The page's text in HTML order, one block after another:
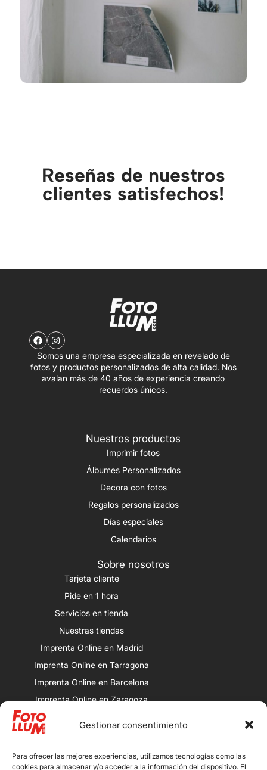
Gestionar consentimiento
Para ofrecer las mejores experiencias, utilizamos tecnologías como las
cookies para almacenar y/o acceder a la información del dispositivo. El
Reseñas de nuestros
clientes satisfechos!
Somos una empresa especializada en revelado de
fotos y productos personalizados de alta calidad. Nos
avalan más de 40 años de experiencia creando
recuerdos únicos.
Nuestros productos
Imprimir fotos
Álbumes Personalizados
Decora con fotos
Regalos personalizados
Días especiales
Calendarios
Sobre nosotros
Tarjeta cliente
Pide en 1 hora
Servicios en tienda
Nuestras tiendas
Imprenta Online en Madrid
Imprenta Online en Tarragona
Imprenta Online en Barcelona
Imprenta Online en Zaragoza
Imprenta Online en Valencia
Porqueras: Av. Alcalde Porqueres, 32,
25008 Lleida.